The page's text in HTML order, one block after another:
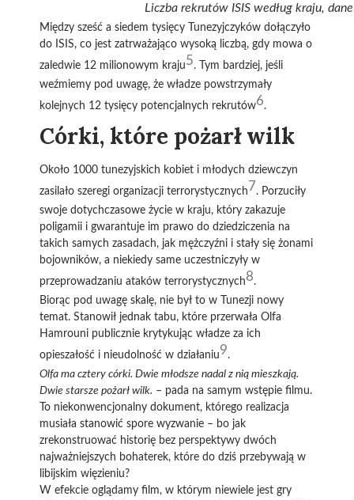
Liczba rekrutów ISIS według kraju,
Między sześć a siedem tysięcy Tunezyjczyków dołączyło
do ISIS, co jest zatrważająco wysoką liczbą, gdy mowa o
zaledwie 12 milionowym kraju5. Tym bardziej, jeśli
weźmiemy pod uwagę, że władze powstrzymały
kolejnych 12 tysięcy potencjalnych rekrutów6.
Córki, które pożarł wilk
Około 1000 tunezyjskich kobiet i młodych dziewczyn
zasilało szeregi organizacji terrorystycznych7. Porzuciły
swoje dotychczasowe życie w kraju, który zakazuje
poligamii i gwarantuje im prawo do dziedziczenia na
takich samych zasadach, jak mężczyźni i stały się żonami
bojowników, a niekiedy same uczestniczyły w
przeprowadzaniu ataków terrorystycznych8.
Biorąc pod uwagę skalę, nie był to w Tunezji nowy
temat. Stanowił jednak tabu, które przerwała Olfa
Hamrouni publicznie krytykując władze za ich
opieszałość i nieudolność w działaniu9.
Olfa ma cztery córki. Dwie młodsze nadal z nią mieszkają.
Dwie starsze pożarł wilk. – pada na samym wstępie filmu.
To niekonwencjonalny dokument, którego realizacja
musiała stanowić spore wyzwanie – bo jak
zrekonstruować historię bez perspektywy dwóch
najważniejszych bohaterek, które do dziś przebywają w
libijskim więzieniu?
W efekcie oglądamy film, w którym niewiele jest gry